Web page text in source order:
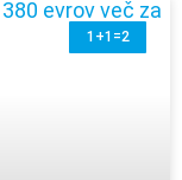
1+1=2